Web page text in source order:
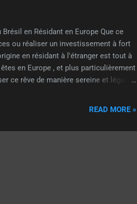
en Résidant en Europe Que ce
ou réaliser un investissement à fort
en résidant à l'étranger est tout à
en Europe , et plus particulièrement
ce rêve de manière sereine et légale.
READ MORE »